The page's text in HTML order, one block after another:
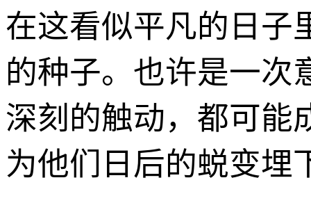
在这看似平凡的日子
的种子。也许是一次
深刻的触动，都可能
为他们日后的蜕变埋